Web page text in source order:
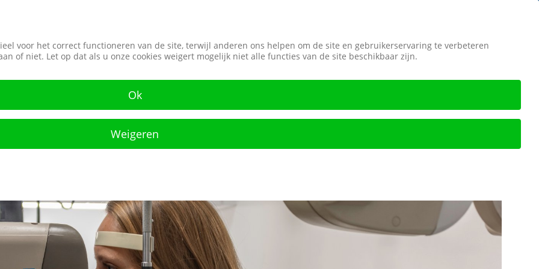
Persoonlijk advies Ruime voorraad Veilige betaling
Sportbrillen
voor het correct functioneren van de site, terwijl anderen ons helpen om de site en gebruikerservaring te verbeteren
of niet. Let op dat als u onze cookies weigert mogelijk niet alle functies van de site beschikbaar zijn.
Ok
Weigeren